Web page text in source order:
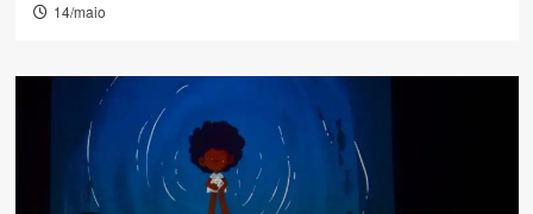
14/maio